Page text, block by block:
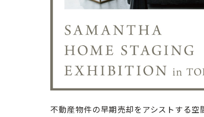
不動産物件の早期売却をアシストする